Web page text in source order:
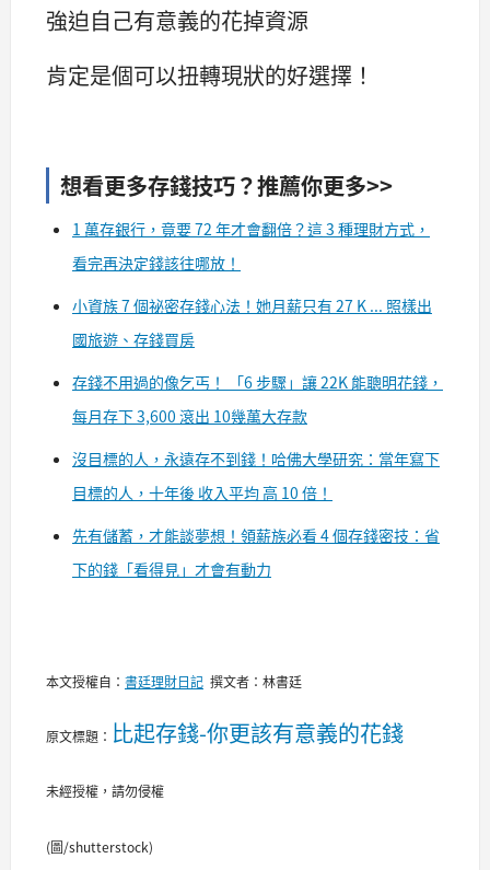
強迫自己有意義的花掉資源
肯定是個可以扭轉現狀的好選擇！
想看更多存錢技巧？推薦你更多>>
1 萬存銀行，竟要 72 年才會翻倍？這 3 種理財方式，
看完再決定錢該往哪放！
小資族 7 個祕密存錢心法！她月薪只有 27 K ... 照樣出
國旅遊、存錢買房
存錢不用過的像乞丐！ 「6 步驟」讓 22K 能聰明花錢，
每月存下 3,600 滾出 10幾萬大存款
沒目標的人，永遠存不到錢！哈佛大學研究：當年寫下
目標的人，十年後 收入平均 高 10 倍！
先有儲蓄，才能談夢想！領薪族必看 4 個存錢密技：省
下的錢「看得見」才會有動力
本文授權自： 書廷理財日記 撰文者：林書廷
原文標題： 比起存錢-你更該有意義的花錢
未經授權，請勿侵權
(圖/shutterstock)